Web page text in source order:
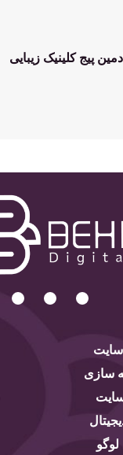
پیج کلینیک زیبایی
سازی
سایت